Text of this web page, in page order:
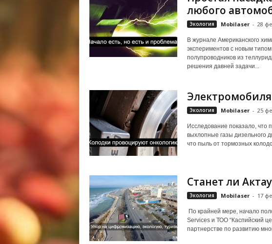
любого
Экология Mobilaser - 28
В журнале Американского
экспериментов с новым
полупроводников из
решения давней задачи...
Экология Mobilaser - 25
Исследование показало, что
выхлопные газы дизельного
что пыль от тормозных
Станет ли
Экология Mobilaser - 17
По крайней мере, начало
Services и ТОО “Каспийский
партнерстве по развитию